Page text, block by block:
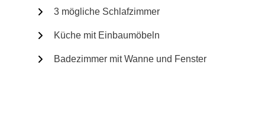
3 mögliche Schlafzimmer
Küche mit Einbaumöbeln
Badezimmer mit Wanne und Fenster